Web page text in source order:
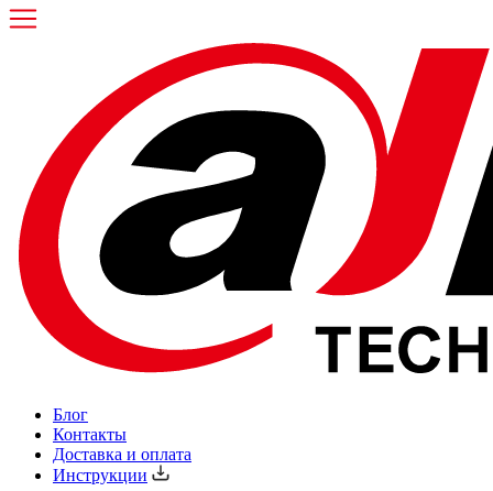
Блог
Контакты
Доставка и оплата
Инструкции